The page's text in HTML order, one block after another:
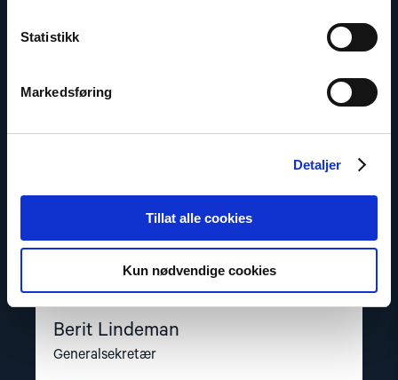
Statistikk
Markedsføring
Detaljer
Tillat alle cookies
Kun nødvendige cookies
Berit Lindeman
Generalsekretær